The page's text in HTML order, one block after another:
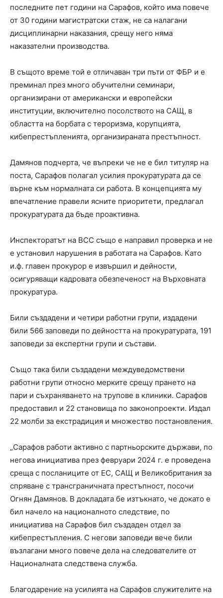
последните пет години на Сарафов, който има повече
от 30 години магистратски стаж, не са налагани
дисциплинарни наказания, срещу него няма
наказателни производства.
В същото време той е отличаван три пъти от ФБР и е
преминал през много обучителни семинари,
организирани от американски и европейски
институции, включително посолството на САЩ, в
областта на борбата с тероризма, корупцията,
кибепрестъпленията, организираната престъпност.
Дамянов подчерта, че въпреки че не е бил титуляр на
поста, Сарафов полагал усилия прокуратурата да се
върне към нормалната си работа. В концепцията му
впечатление правели ясните приоритети, предлагал
прокуратурата да бъде проактивна.
Инспекторатът на ВСС също е направил проверка и не
е установил нарушения в работата на Сарафов. Като
и.ф. главен прокурор е извършил и дейности,
осигуряващи кадровата обезпеченост на Върховната
прокуратура.
Били създадени и четири работни групи, издадени
били 566 заповеди по дейността на прокуратурата, 191
заповеди за експертни групи и състави.
Също така били създадени междуведомствени
работни групи относно мерките срещу прането на
пари и съхраняването на трупове в клиники. Сарафов
предоставил и 22 становища по законопроекти. Издал
22 молби за екстрадиция и множество постановления.
„Сарафов работи активно с партньорските държави, по
негова инициатива през февруари 2024 г. е проведена
среща с посланиците от ЕС, САЩ и Великобритания за
спряване с трансграничната престъпност, посочи
Огнян Дамянов. В докладата бе изтъкнато, че докато е
бил начело на националното следствие, по
инициатива на Сарафов бил създаден отдел за
кибепрестъпления. С негови заповеди вече били
възлагани много повече дела на следователите от
Националната следствена служба.
Благодарение на усилията на Сарафов служителите на